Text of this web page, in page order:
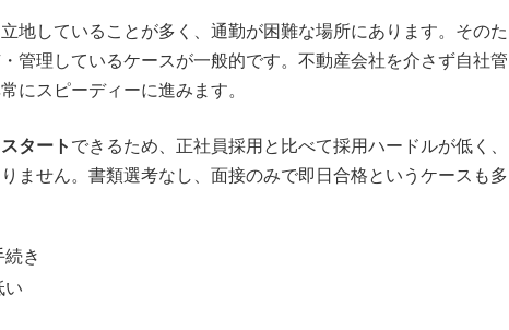
地していることが多く、通勤が困難な場所にあります。そのた
管理しているケースが一般的です。不動産会社を介さず自社管
にスピーディーに進みます。
タート できるため、正社員採用と比べて採用ハードルが低く、
ません。書類選考なし、面接のみで即日合格というケースも多
き
い